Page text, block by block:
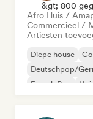
&gt; 800
Afro Huis /
Commercieel /
Artiesten
Diepe house
Deutschpop/
French Pop